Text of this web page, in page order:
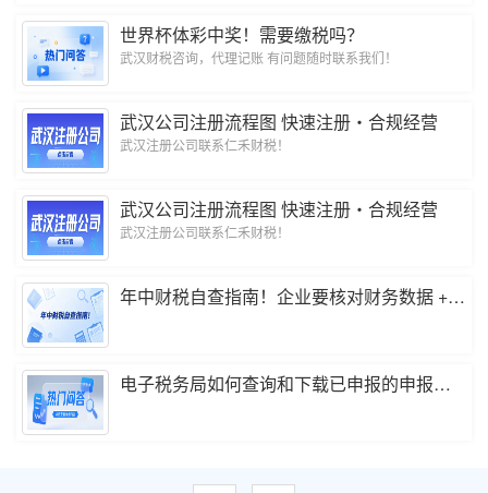
世界杯体彩中奖！需要缴税吗？
武汉财税咨询，代理记账 有问题随时联系我们！
武汉公司注册流程图 快速注册・合规经营
武汉注册公司联系仁禾财税！
武汉公司注册流程图 快速注册・合规经营
武汉注册公司联系仁禾财税！
年中财税自查指南！企业要核对财务数据 + 提前规避涉税风险！
电子税务局如何查询和下载已申报的申报表？如何开具《无欠税证明》？